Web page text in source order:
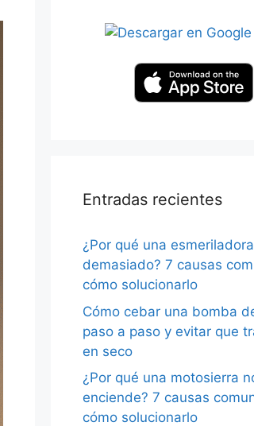
Entradas recientes
¿Por qué una
demasiado? 7 causas
cómo solucionarlo
Cómo cebar una bomba
paso a paso y evitar que
en seco
¿Por qué una motosierra
enciende? 7 causas
cómo solucionarlo